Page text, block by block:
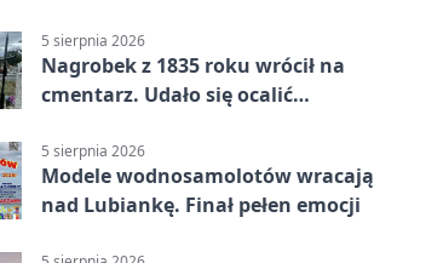
5 sierpnia 2026
Nagrobek z 1835 roku wrócił na
cmentarz. Udało się ocalić
5 sierpnia 2026
Modele wodnosamolotów wracają
nad Lubiankę. Finał pełen emocji